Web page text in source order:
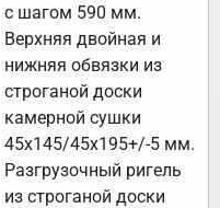
с шагом 590 мм.
Верхняя двойная и
нижняя обвязки из
строганой доски
камерной сушки
45х145/45х195+/-5 мм.
Разгрузочный ригель
из строганой доски